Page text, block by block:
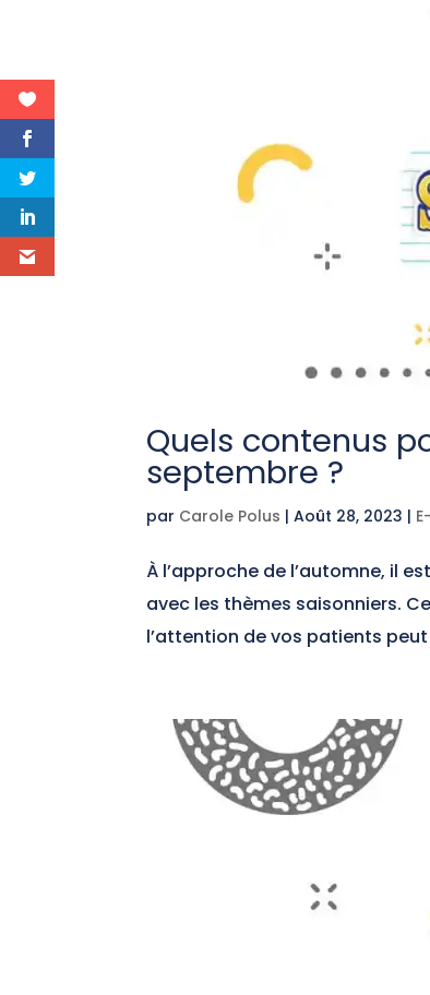
Quels contenus
septembre ?
par Carole Polus |Août 28, 2023 |
À l’approche de l’automne, il
avec les thèmes saisonniers.
l’attention de vos patients peut